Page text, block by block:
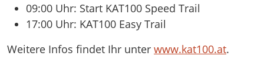
09:00 Uhr: Start KAT100 Speed Trail
17:00 Uhr: KAT100 Easy Trail
Weitere Infos findet Ihr unter www.kat100.at.